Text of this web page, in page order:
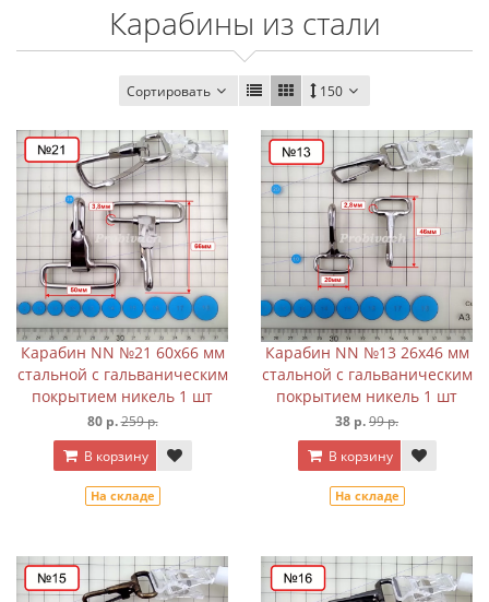
Карабины из стали
Сортировать 150
Карабин NN №21 60х66 мм
стальной с гальваническим
покрытием никель 1 шт
80 р.259 р.
В корзину
На складе
Карабин NN №13 26х46 мм
стальной с гальваническим
покрытием никель 1 шт
38 р.99 р.
В корзину
На складе